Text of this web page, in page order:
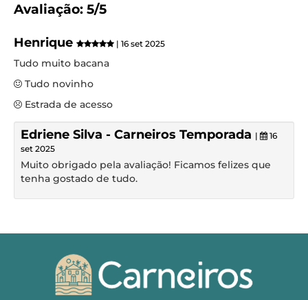
Avaliação: 5/5
Henrique | 16 set 2025
Tudo muito bacana
Tudo novinho
Estrada de acesso
Edriene Silva - Carneiros Temporada |
16
set 2025
Muito obrigado pela avaliação! Ficamos felizes que
tenha gostado de tudo.